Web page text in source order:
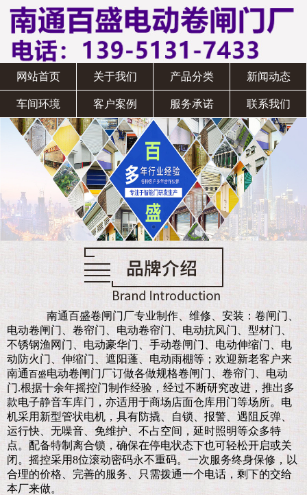
网站首页 关于我们 产品分类 新闻动态
车间环境 客户案例 服务承诺 联系我们
南通百盛卷闸门厂专业制作、维修、安装：卷闸门、
电动卷闸门、卷帘门、电动卷帘门、电动抗风门、型材门、
不锈钢渔网门、电动豪华门、手动卷闸门、电动伸缩门、电
动防火门、伸缩门、遮阳蓬、电动雨棚等；欢迎新老客户来
南通 百盛电动卷闸门厂订做各做规格卷闸门、卷帘门、电动
门.根据十余年摇控门制作经验，经过不断研究改进，推出多
款电子静音车库门，亦适用于商场店面仓库用门等场所。电
机采用新型管状电机，具有防撬、自锁、报警、遇阻反弹、
运行快、无噪音、免维护、不占空间，延时照明等众多特
点。配备特制离合锁，确保在停电状态下也可轻松开启或关
闭。摇控采用8位滚动密码永不重码。一次服务终身保修，以
合理的价格、完善的服务、只需拨通一个电话，剩下的交给
本厂来做。